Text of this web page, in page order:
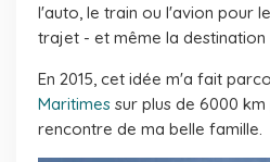
l'auto, le train ou l'avion pour
trajet - et même la destination
En 2015, cet idée m'a fait
Maritimes sur plus de 6000
rencontre de ma belle famille.